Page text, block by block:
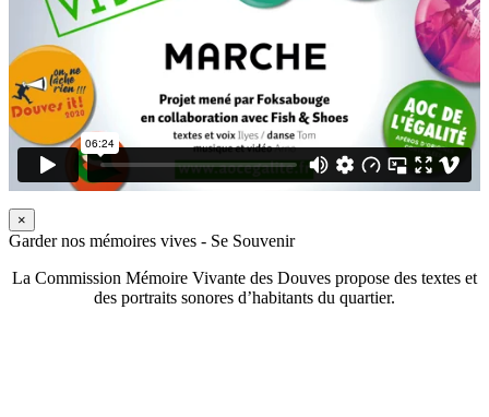
×
Garder nos mémoires vives - Se Souvenir
La Commission Mémoire Vivante des Douves propose des textes et
des portraits sonores d’habitants du quartier.